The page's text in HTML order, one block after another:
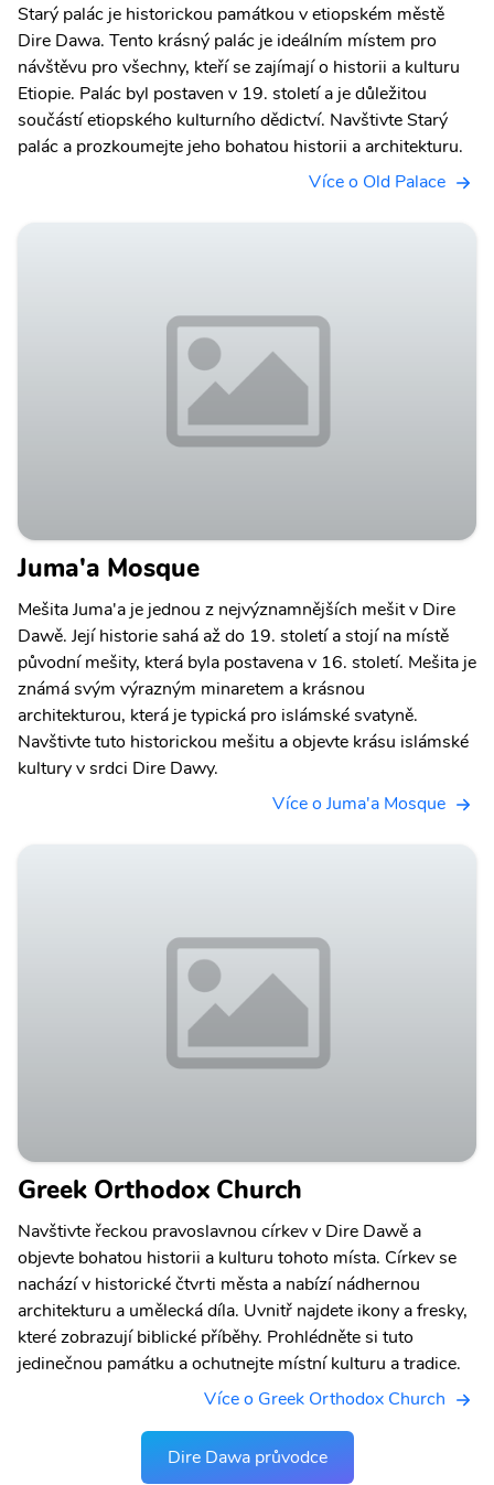
Starý palác je historickou památkou v etiopském městě
Dire Dawa. Tento krásný palác je ideálním místem pro
návštěvu pro všechny, kteří se zajímají o historii a kulturu
Etiopie. Palác byl postaven v 19. století a je důležitou
součástí etiopského kulturního dědictví. Navštivte Starý
palác a prozkoumejte jeho bohatou historii a architekturu.
Více o Old Palace
Juma'a Mosque
Mešita Juma'a je jednou z nejvýznamnějších mešit v Dire
Dawě. Její historie sahá až do 19. století a stojí na místě
původní mešity, která byla postavena v 16. století. Mešita je
známá svým výrazným minaretem a krásnou
architekturou, která je typická pro islámské svatyně.
Navštivte tuto historickou mešitu a objevte krásu islámské
kultury v srdci Dire Dawy.
Více o Juma'a Mosque
Greek Orthodox Church
Navštivte řeckou pravoslavnou církev v Dire Dawě a
objevte bohatou historii a kulturu tohoto místa. Církev se
nachází v historické čtvrti města a nabízí nádhernou
architekturu a umělecká díla. Uvnitř najdete ikony a fresky,
které zobrazují biblické příběhy. Prohlédněte si tuto
jedinečnou památku a ochutnejte místní kulturu a tradice.
Více o Greek Orthodox Church
Dire Dawa průvodce